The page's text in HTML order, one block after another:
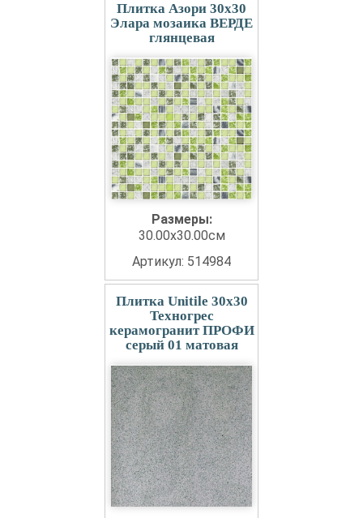
Плитка Азори 30x30
Элара мозаика ВЕРДЕ
глянцевая
Размеры:
30.00x30.00см
Артикул: 514984
Плитка Unitile 30x30
Техногрес
керамогранит ПРОФИ
серый 01 матовая